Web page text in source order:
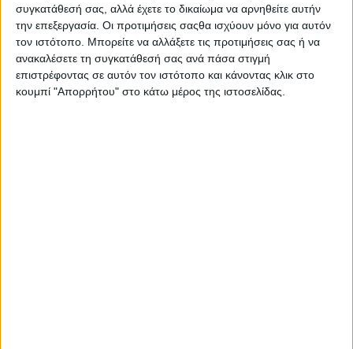
συγκατάθεσή σας, αλλά έχετε το δικαίωμα να αρνηθείτε αυτήν
την επεξεργασία. Οι προτιμήσεις σαςθα ισχύουν μόνο για αυτόν
τον ιστότοπο. Μπορείτε να αλλάξετε τις προτιμήσεις σας ή να
ανακαλέσετε τη συγκατάθεσή σας ανά πάσα στιγμή
επιστρέφοντας σε αυτόν τον ιστότοπο και κάνοντας κλικ στο
κουμπί "Απορρήτου" στο κάτω μέρος της ιστοσελίδας.
πολίτης εκτροπή.
Στη Μεσσηνία, υψηλός κίνδυνος πυρκαγιάς:
απαγορεύεται η κυκλοφορία στα δάση, όχι
όμως και η πολιτική ξηρασία. Γενικά